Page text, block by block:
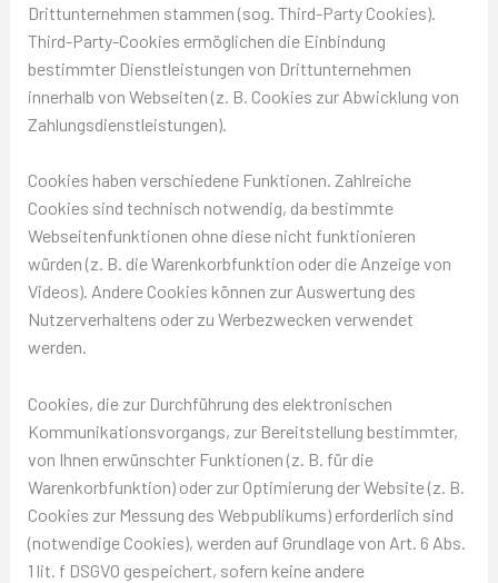
Drittunternehmen stammen (sog. Third-Party Cookies).
Third-Party-Cookies ermöglichen die Einbindung
bestimmter Dienstleistungen von Drittunternehmen
innerhalb von Webseiten (z. B. Cookies zur Abwicklung von
Zahlungsdienstleistungen).
Cookies haben verschiedene Funktionen. Zahlreiche
Cookies sind technisch notwendig, da bestimmte
Webseitenfunktionen ohne diese nicht funktionieren
würden (z. B. die Warenkorbfunktion oder die Anzeige von
Videos). Andere Cookies können zur Auswertung des
Nutzerverhaltens oder zu Werbezwecken verwendet
werden.
Cookies, die zur Durchführung des elektronischen
Kommunikationsvorgangs, zur Bereitstellung bestimmter,
von Ihnen erwünschter Funktionen (z. B. für die
Warenkorbfunktion) oder zur Optimierung der Website (z. B.
Cookies zur Messung des Webpublikums) erforderlich sind
(notwendige Cookies), werden auf Grundlage von Art. 6 Abs.
1 lit. f DSGVO gespeichert, sofern keine andere